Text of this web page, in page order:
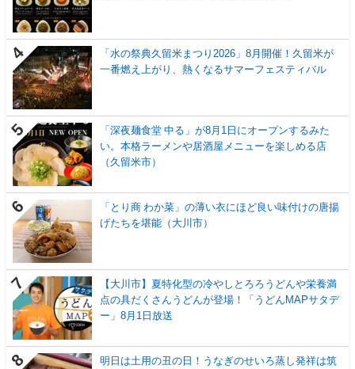
「水の祭典久留米まつり2026」8月開催！久留米が
一番燃え上がり、熱くなるサマーフェスティバル
「深夜麺食堂 中る」が8月1日にオープンするみた
い。本格ラーメンや居酒屋メニューを楽しめる店
（久留米市）
「とり商 わか菜」の薄い衣にほど良い味付けの唐揚
げたちを堪能（大川市）
【大川市】夏特化型の冷やしとろろうどんや栄養満
点の具だくさんうどんが登場！「うどんMAPサタデ
ー」8月1日放送
明日は土用の丑の日！うなぎのせいろ蒸し発祥は筑